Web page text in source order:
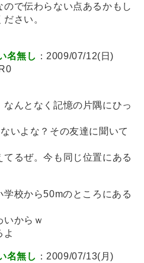
で伝わらない点あるかもし
さい。
名無し ：2009/07/12(日)
んとなく記憶の片隅にひっ
いよな？その友達に聞いて
るぜ。今も同じ位置にある
学校から50mのところにある
いからｗ
よ
名無し ：2009/07/13(月)